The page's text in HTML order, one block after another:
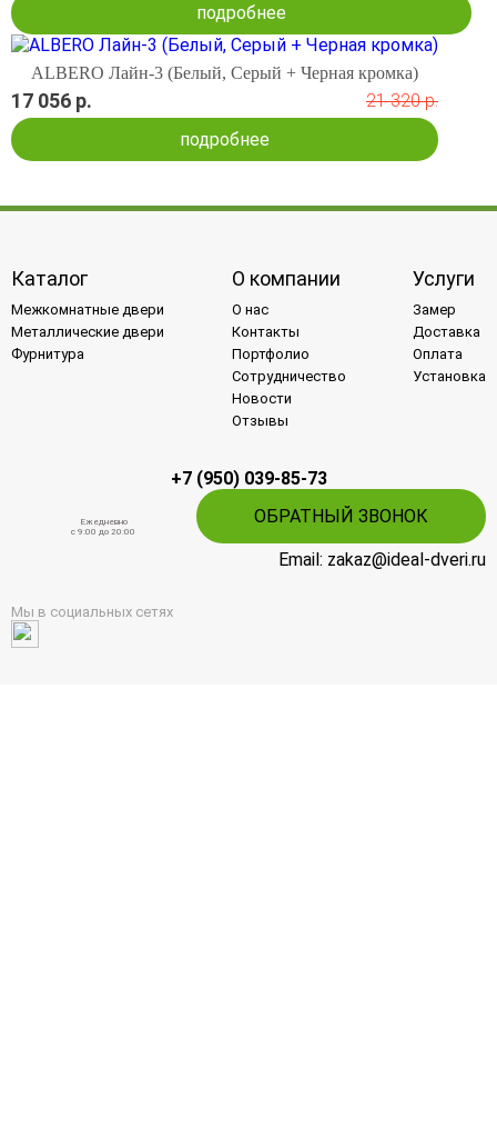
подробнее
ALBERO Лайн-3 (Белый, Серый + Черная кромка)
17 056 р.
21 320 р.
подробнее
Каталог
Межкомнатные двери
Металлические двери
Фурнитура
О компании
О нас
Контакты
Портфолио
Сотрудничество
Новости
Отзывы
Услуги
Замер
Доставка
Оплата
Установка
+7 (950) 039-85-73
Ежедневно
c 9:00 до 20:00
ОБРАТНЫЙ ЗВОНОК
Email: zakaz@ideal-dveri.ru
Мы в социальных сетях